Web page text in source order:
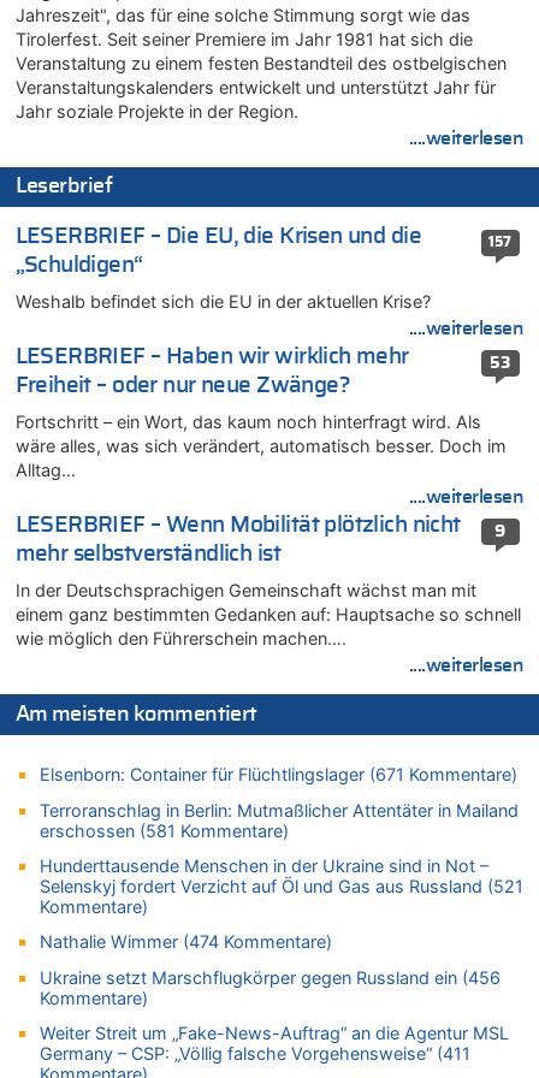
08.08.2026 - 17:43 von Der Alte zu
Leipzig, Mechernich und die Frage: Wer steckt hinter den
Drohnen mit Strengstoff? War es Russland?
08.08.2026 - 17:16 von Bingo zu
Zweite Hitzewelle in diesem Sommer ist jetzt amtlich
08.08.2026 - 16:20 von Russentrolle zu
Leipzig, Mechernich und die Frage: Wer steckt hinter den
Drohnen mit Strengstoff? War es Russland?
08.08.2026 - 15:34 von JoKrings zu
Leipzig, Mechernich und die Frage: Wer steckt hinter den
Drohnen mit Strengstoff? War es Russland?
Mehrere Menschen in Londons City niedergestochen
08.08.2026 - 15:19 von Guido Scholzen zu
Drohnen mit Strengstoff? War es Russland?
08.08.2026 - 14:54 von Alfons van Compernolle zu
Belgier knackt Jackpot bei Lotterie EuroMillions und gewinnt
mehr als 111 Millionen €
08.08.2026 - 14:47 von Peer Wermuth zu
Drohnen mit Strengstoff? War es Russland?
08.08.2026 - 14:29 von Achso Dax zu
In Belgien missachten zwei von drei Autofahrern das
Tempolimit in 30er-Zonen – Untersuchung von Vias
08.08.2026 - 13:23 von Hugo Egon Bernhard von Sinnen zu
Leipzig, Mechernich und die Frage: Wer steckt hinter den
08.08.2026 - 13:03 von WK zu
Kollision zwischen Autofahrer und Radfahrer an RAVeL-Weg
08.08.2026 - 12:56 von WK zu
Wasserstand des Rheins in NRW so niedrig wie noch nie
08.08.2026 - 12:29 von WK zu
Tempolimit in 30er-Zonen – Untersuchung von Vias
08.08.2026 - 12:01 von Hugo Egon Bernhard von Sinnen zu
Zurück an den Rhein: Hendrich wechselt zum 1. FC Köln
08.08.2026 - 11:39 von Dax zu
In Belgien missachten zwei von drei Autofahrern das
Jahreszeit", das für eine solche Stimmung sorgt wie das
Tirolerfest. Seit seiner Premiere im Jahr 1981 hat sich die
Veranstaltung zu einem festen Bestandteil des ostbelgischen
Veranstaltungskalenders entwickelt und unterstützt Jahr für
Jahr soziale Projekte in der Region.
....weiterlesen
Leserbrief
157
LESERBRIEF – Die EU, die Krisen und die
„Schuldigen“
Weshalb befindet sich die EU in der aktuellen Krise?
....weiterlesen
53
LESERBRIEF – Haben wir wirklich mehr
Freiheit – oder nur neue Zwänge?
Fortschritt – ein Wort, das kaum noch hinterfragt wird. Als
wäre alles, was sich verändert, automatisch besser. Doch im
Alltag…
....weiterlesen
9
LESERBRIEF – Wenn Mobilität plötzlich nicht
mehr selbstverständlich ist
In der Deutschsprachigen Gemeinschaft wächst man mit
einem ganz bestimmten Gedanken auf: Hauptsache so schnell
wie möglich den Führerschein machen….
....weiterlesen
Am meisten kommentiert
Elsenborn: Container für Flüchtlingslager (671 Kommentare)
Terroranschlag in Berlin: Mutmaßlicher Attentäter in Mailand
erschossen (581 Kommentare)
Hunderttausende Menschen in der Ukraine sind in Not –
Selenskyj fordert Verzicht auf Öl und Gas aus Russland (521
Kommentare)
Nathalie Wimmer (474 Kommentare)
Ukraine setzt Marschflugkörper gegen Russland ein (456
Kommentare)
Weiter Streit um „Fake-News-Auftrag“ an die Agentur MSL
Germany – CSP: „Völlig falsche Vorgehensweise“ (411
Kommentare)